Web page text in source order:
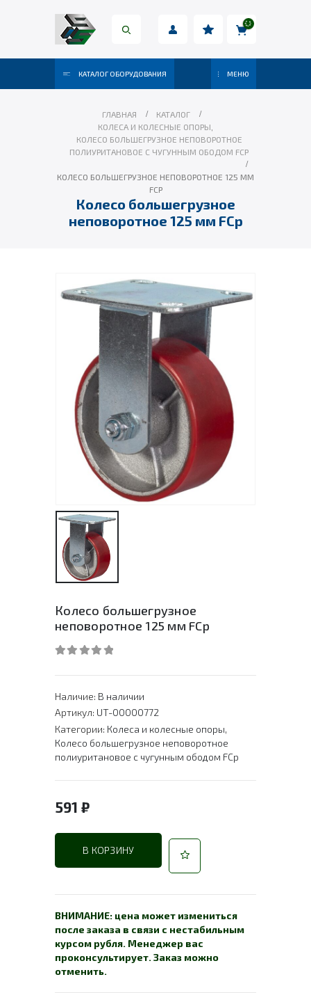
КАТАЛОГ ОБОРУДОВАНИЯ МЕНЮ
ГЛАВНАЯ
КАТАЛОГ
КОЛЕСА И КОЛЕСНЫЕ ОПОРЫ
КОЛЕСО БОЛЬШЕГРУЗНОЕ НЕПОВОРОТНОЕ
ПОЛИУРИТАНОВОЕ С ЧУГУННЫМ ОБОДОМ FCP
КОЛЕСО БОЛЬШЕГРУЗНОЕ НЕПОВОРОТНОЕ 125 ММ
FCP
Колесо большегрузное
неповоротное 125 мм FCp
Колесо большегрузное
неповоротное 125 мм FCp
Наличие: В наличии
Артикул: UT-00000772
Категории: Колеса и колесные опоры,
Колесо большегрузное неповоротное
полиуритановое с чугунным ободом FCp
591 ₽
В КОРЗИНУ
ВНИМАНИЕ: цена может измениться
после заказа в связи с нестабильным
курсом рубля. Менеджер вас
проконсультирует. Заказ можно
отменить.